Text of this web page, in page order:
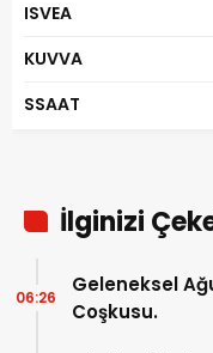
ISVEA
KUVVA
SSAAT
İlginizi
Geleneksel
Coşkusu.
06:26